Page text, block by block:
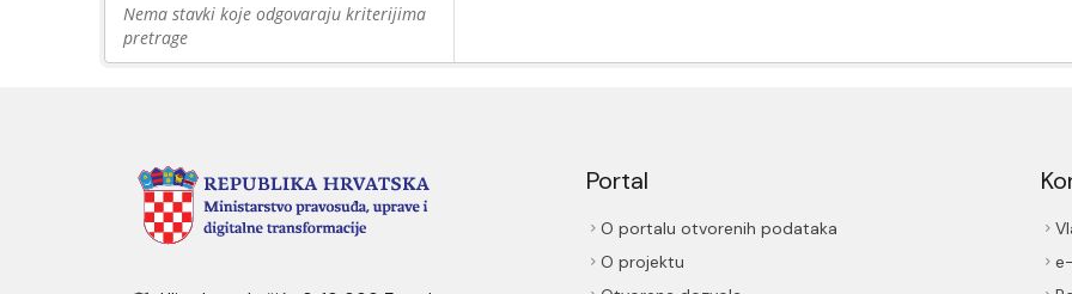
Nema stavki koje odgovaraju kriterijima
pretrage